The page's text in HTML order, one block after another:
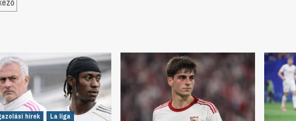
hírek
La liga